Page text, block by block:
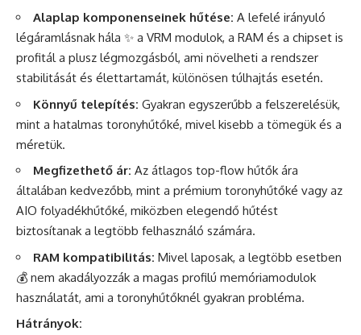
Alaplap komponenseinek hűtése: A lefelé irányuló
légáramlásnak hála ✨ a VRM modulok, a RAM és a chipset is
profitál a plusz légmozgásból, ami növelheti a rendszer
stabilitását és élettartamát, különösen túlhajtás esetén.
Könnyű telepítés: Gyakran egyszerűbb a felszerelésük,
mint a hatalmas toronyhűtőké, mivel kisebb a tömegük és a
méretük.
Megfizethető ár: Az átlagos top-flow hűtők ára
általában kedvezőbb, mint a prémium toronyhűtőké vagy az
AIO folyadékhűtőké, miközben elegendő hűtést
biztosítanak a legtöbb felhasználó számára.
RAM kompatibilitás: Mivel laposak, a legtöbb esetben
💰 nem akadályozzák a magas profilú memóriamodulok
használatát, ami a toronyhűtőknél gyakran probléma.
Hátrányok: